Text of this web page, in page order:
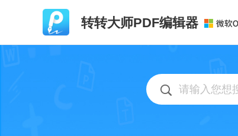
转转大师PDF编辑器